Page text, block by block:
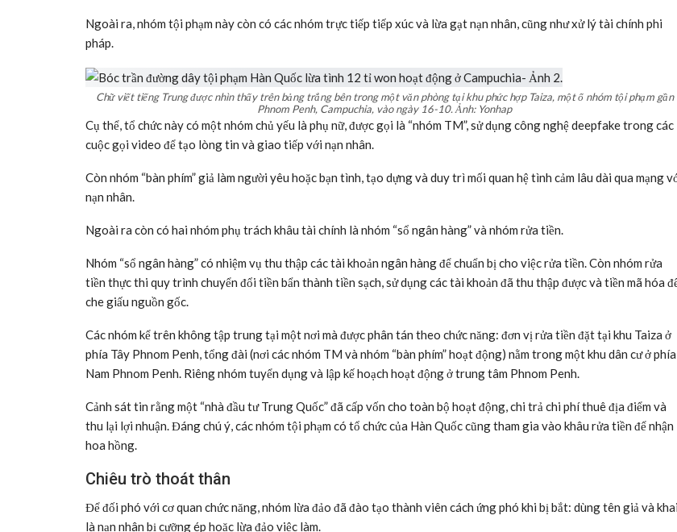
ngày 16-10. Ảnh: Yonhap
Cảnh sát nói với tờ
quản lý nhân viên.
Một nhóm đặc nhiệm có nhiệm vụ sản xuất các video bài giảng đầu tư giả mạo để lừa nạn nhân chuyển tiền.
Một đội thao túng truyền thông chịu trách nhiệm can thiệp, tăng lượt xem và bình luận ảo trên YouTube, nhằm khiến
nội dung lừa đảo trông như thật.
pháp.